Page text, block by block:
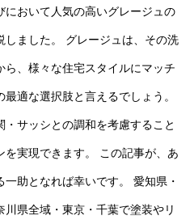
において人気の高いグレージュの
しました。 グレージュは、その洗
、様々な住宅スタイルにマッチ
適な選択肢と言えるでしょう。
サッシとの調和を考慮すること
実現できます。 この記事が、あ
助となれば幸いです。 愛知県・
県全域・東京・千葉で塗装やリ